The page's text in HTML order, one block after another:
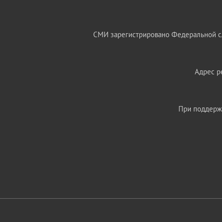
СМИ зарегистрировано Федеральной
Адрес
При